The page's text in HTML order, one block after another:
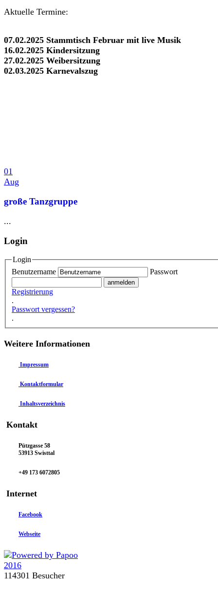
Aktuelle Termine:
07.02.2025 Stammtisch Februar mit live Musik
16.02.2025 Kindersitzung
27.02.2025 Weibersitzung
02.03.2025 Karnevalszug
01
Aug
große Tanzgruppe
...
Login
Login
Benutzername
Passwort
Registrierung
.
Passwort vergessen?
.
Weitere Informationen
Impressum
Kontaktformular
Inhaltsverzeichnis
Kontakt
Pützgasse 58
53913 Swisttal
+49 173 6072805
Internet
Facebook
Webseite
114301 Besucher